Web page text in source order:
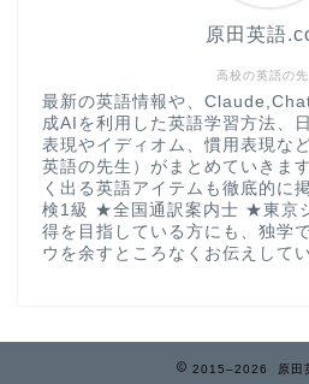
高校の英語の先
原田英語
最新の英語情報や、
成AIを利用した英語学習方法、
表現やイディオム、慣用表現な
英語の先生）がまとめていきま
く出る英語アイテムも徹底的に
検1級 ★全国通訳案内士 ★東京
得を目指している方にも、独学
ウを余すところなくお伝えして
2015–2026 原田